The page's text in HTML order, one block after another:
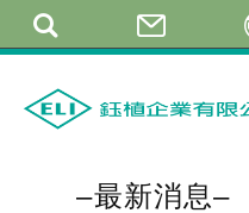
–最新消息–
简体中文